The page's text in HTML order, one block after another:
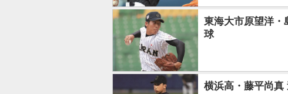
東海大市原望洋・
球
横浜高・藤平尚真